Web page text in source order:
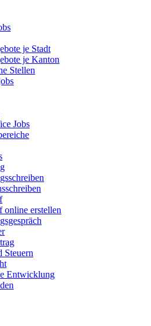
je Stadt
je Kanton
Stellen
Jobs
online erstellen
Steuern
Entwicklung